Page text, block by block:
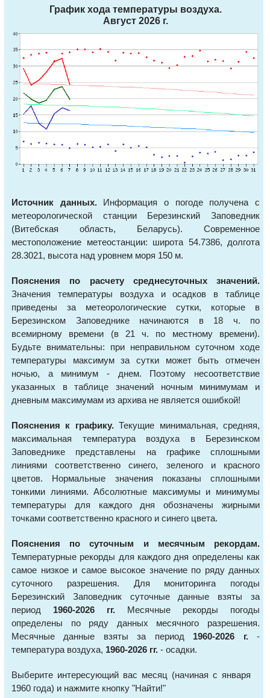
График хода температуры воздуха.
Август 2026 г.
Источник данных.Информация о погоде получена с
метеорологической станции Березинский Заповедник
(Витебская область, Беларусь). Современное
местоположение метеостанции: широта 54.7386, долгота
28.3021, высота над уровнем моря 150 м.
Пояснения по расчету среднесуточных значений.
Значения температуры воздуха и осадков в таблице
приведены за метеорологические сутки, которые в
Березинском Заповеднике начинаются в 18 ч. по
всемирному времени (в 21 ч. по местному времени).
Будьте внимательны: при неправильном суточном ходе
температуры максимум за сутки может быть отмечен
ночью, а минимум - днем. Поэтому несоответствие
указанных в таблице значений ночным минимумам и
дневным максимумам из архива не является ошибкой!
Пояснения к графику.Текущие минимальная, средняя,
максимальная температура воздуха в Березинском
Заповеднике представлены на графике сплошными
линиями соответственно синего, зеленого и красного
цветов. Нормальные значения показаны сплошными
тонкими линиями. Абсолютные максимумы и минимумы
температуры для каждого дня обозначены жирными
точками соответственно красного и синего цвета.
Пояснения по суточным и месячным рекордам.
Температурные рекорды для каждого дня определены как
самое низкое и самое высокое значение по ряду данных
суточного разрешения. Для мониторинга погоды
Березинский Заповедник суточные данные взяты за
период 1960-2026 гг. Месячные рекорды погоды
определены по ряду данных месячного разрешения.
Месячные данные взяты за период 1960-2026 г.-
температура воздуха, 1960-2026 гг. - осадки.
Выберите интересующий вас месяц (начиная с января
1960 года) и нажмите кнопку "Найти!"